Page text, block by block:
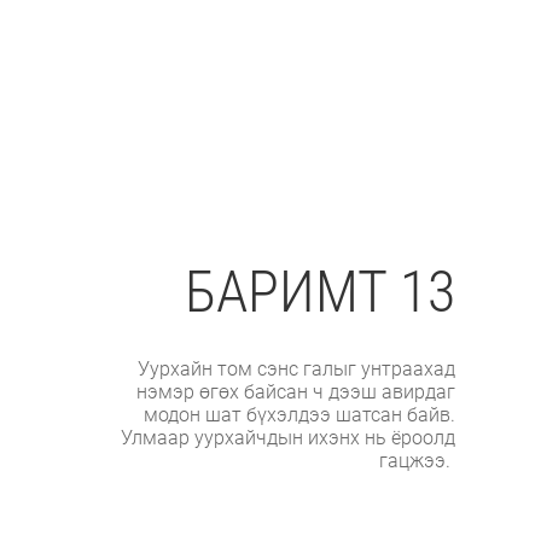
БАРИМТ 13
Уурхайн том сэнс галыг унтраахад
нэмэр өгөх байсан ч дээш авирдаг
модон шат бүхэлдээ шатсан байв.
Улмаар уурхайчдын ихэнх нь ёроолд
гацжээ.